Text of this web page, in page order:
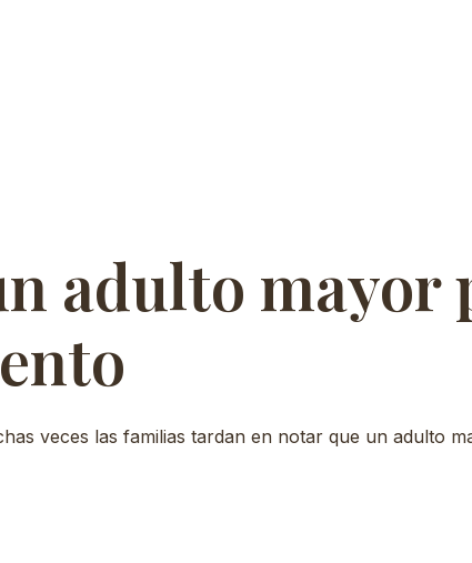
adulto mayor
veces las familias tardan en notar que un adulto